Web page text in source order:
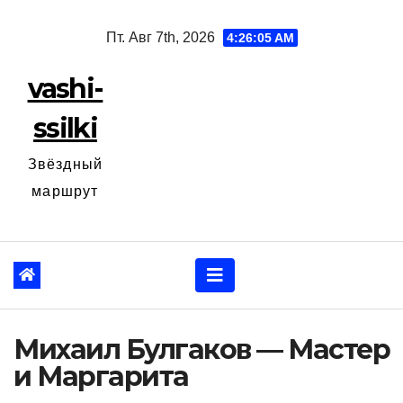
Пт. Авг 7th, 2026 4:26:06 AM
vashi-
ssilki
Звёздный
маршрут
Михаил Булгаков — Мастер
и Маргарита